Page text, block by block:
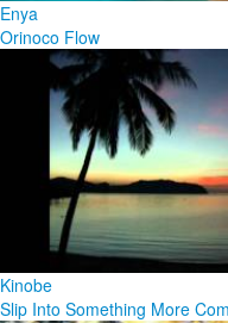
Enya
Orinoco Flow
Kinobe
Slip Into Something More